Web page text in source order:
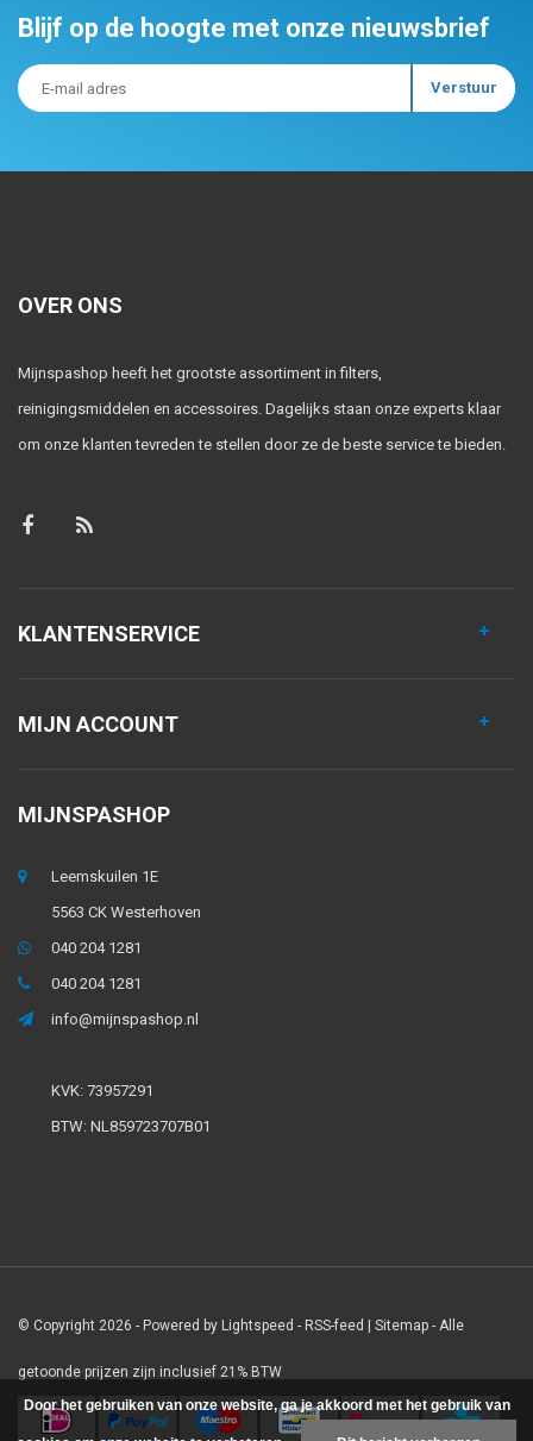
Blijf op de hoogte met onze nieuwsbrief
OVER ONS
Mijnspashop heeft het grootste assortiment in filters,
reinigingsmiddelen en accessoires. Dagelijks staan onze experts klaar
om onze klanten tevreden te stellen door ze de beste service te bieden.
KLANTENSERVICE
MIJN ACCOUNT
MIJNSPASHOP
Leemskuilen 1E
5563 CK Westerhoven
040 204 1281
040 204 1281
info@mijnspashop.nl
KVK: 73957291
BTW: NL859723707B01
© Copyright 2026 - Powered by Lightspeed - RSS-feed Sitemap - Alle
getoonde prijzen zijn inclusief 21% BTW
Door het gebruiken van onze website, ga je akkoord met het gebruik van